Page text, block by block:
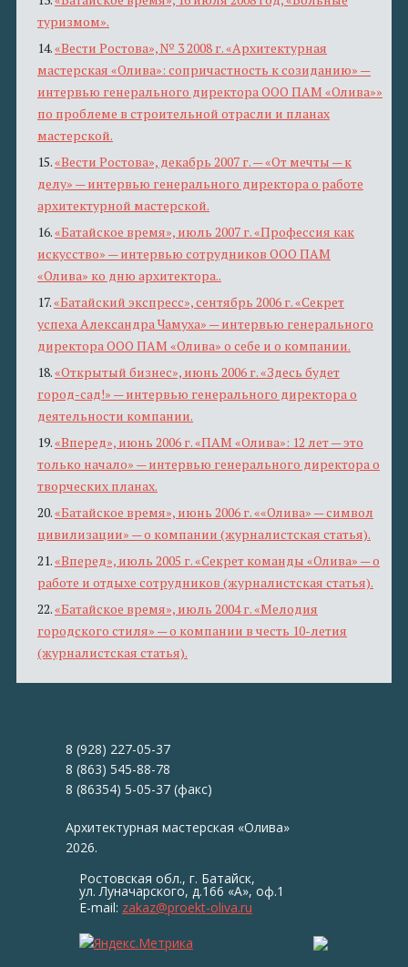
туризмом».
14.«Вести Ростова», № 3 2008 г. «Архитектурная
мастерская «Олива»: сопричастность к созиданию» —
интервью генерального директора ООО ПАМ «Олива»»
по проблеме в строительной отрасли и планах
мастерской.
15.«Вести Ростова», декабрь 2007 г. — «От мечты — к
делу» — интервью генерального директора о работе
архитектурной мастерской.
16.«Батайское время», июль 2007 г. «Профессия как
искусство» — интервью сотрудников ООО ПАМ
«Олива» ко дню архитектора..
17.«Батайский экспресс», сентябрь 2006 г. «Секрет
успеха Александра Чамуха» — интервью генерального
директора ООО ПАМ «Олива» о себе и о компании.
18.«Открытый бизнес», июнь 2006 г. «Здесь будет
город-сад!» — интервью генерального директора о
деятельности компании.
19.«Вперед», июнь 2006 г. «ПАМ «Олива»: 12 лет — это
только начало» — интервью генерального директора о
творческих планах.
20.«Батайское время», июнь 2006 г. ««Олива» — символ
цивилизации» — о компании (журналистская статья).
21.«Вперед», июль 2005 г. «Секрет команды «Олива» — о
работе и отдыхе сотрудников (журналистская статья).
22.«Батайское время», июль 2004 г. «Мелодия
городского стиля» — о компании в честь 10-летия
(журналистская статья).
8 (928) 227-05-37
8 (863) 545-88-78
8 (86354) 5-05-37 (факс)
Архитектурная мастерская «Олива»
2026.
Ростовская обл., г. Батайск,
ул. Луначарского, д.166 «А», оф.1
E-mail: zakaz@proekt-oliva.ru